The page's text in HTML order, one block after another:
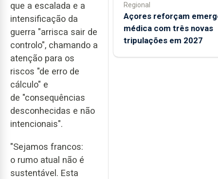
que a escalada e a
intensificação da
guerra "arrisca sair de
controlo", chamando a
atenção para os
riscos "de erro de
cálculo" e
de "consequências
desconhecidas e não
intencionais".
"Sejamos francos:
o rumo atual não é
sustentável. Esta
Regional
Açores reforçam
médica com três novas
tripulações em 2027